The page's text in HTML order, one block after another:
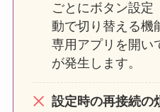
ごとにボタン設定
動で切り替える機
専用アプリを開い
が発生します。
設定時の再接続の